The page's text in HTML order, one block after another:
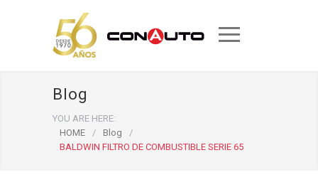
Blog
YOU ARE HERE:
HOME
/ Blog
/
BALDWIN FILTRO DE COMBUSTIBLE SERIE 65